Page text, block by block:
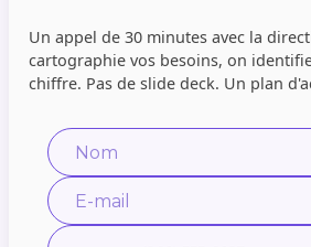
Un appel de 30 minutes avec la
cartographie vos besoins, on
chiffre. Pas de slide deck. Un plan